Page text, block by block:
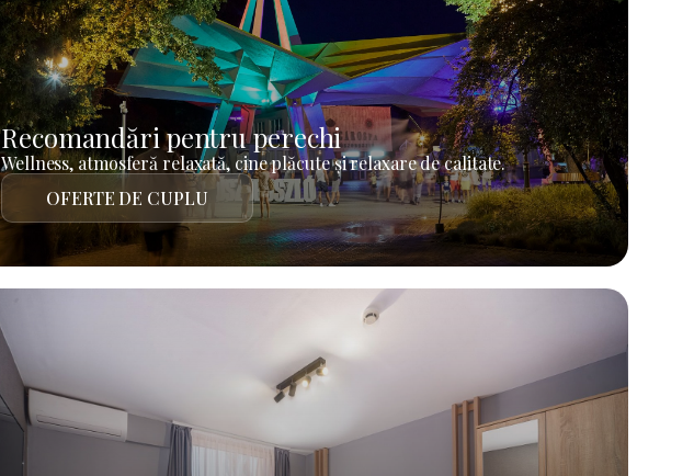
Recomandări pentru perechi
Wellness, atmosferă relaxată, cine plăcute și relaxare de calitate.
OFERTE DE CUPLU